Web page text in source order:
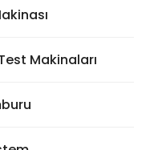
Makinaları